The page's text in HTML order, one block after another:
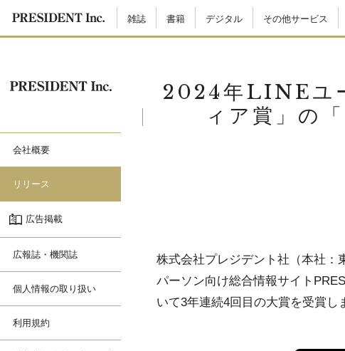
雑誌 書籍 デジタル その他サービス
会社概要
リリース
広告掲載
広報誌・機関誌
個人情報の取り扱い
利用規約
2024年LINEユ
ィア賞」の
株式会社プレジデント社（本社：
パーソン向け総合情報サイト
いて3年連続4回目の大賞を受賞し